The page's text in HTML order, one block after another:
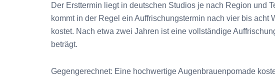
Der Ersttermin liegt in deutschen Studios je nach Region und
kommt in der Regel ein Auffrischungstermin nach vier bis acht
kostet. Nach etwa zwei Jahren ist eine vollständige
beträgt.
Gegengerechnet: Eine hochwertige Augenbrauenpomade